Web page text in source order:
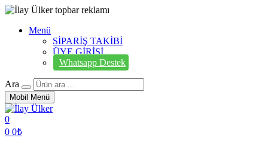
Menü
SİPARİŞ TAKİBİ
ÜYE GİRİŞİ
Whatsapp Destek
Ara
Mobil Menü
0
0 0₺